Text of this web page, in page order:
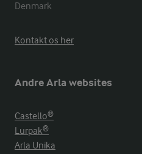
Denmark
Kontakt os her
Andre Arla websites
Castello®
Lurpak®
Arla Unika